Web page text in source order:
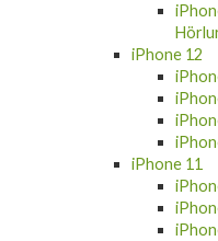
iPhone 12
iPhone 11